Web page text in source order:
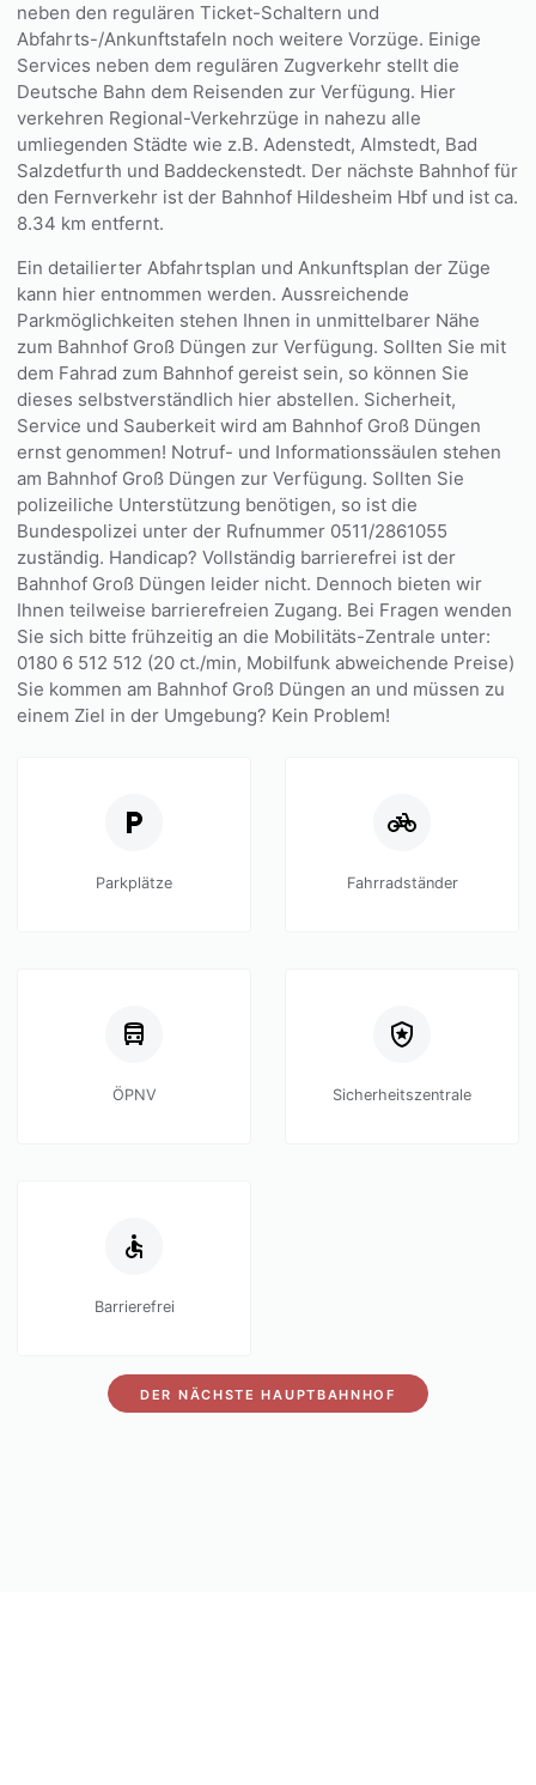
neben den regulären Ticket-Schaltern und
Abfahrts-/Ankunftstafeln noch weitere Vorzüge. Einige
Services neben dem regulären Zugverkehr stellt die
Deutsche Bahn dem Reisenden zur Verfügung. Hier
verkehren Regional-Verkehrzüge in nahezu alle
umliegenden Städte wie z.B. Adenstedt, Almstedt, Bad
Salzdetfurth und Baddeckenstedt. Der nächste Bahnhof für
den Fernverkehr ist der Bahnhof Hildesheim Hbf und ist ca.
8.34 km entfernt.
Ein detailierter Abfahrtsplan und Ankunftsplan der Züge
kann hier entnommen werden. Aussreichende
Parkmöglichkeiten stehen Ihnen in unmittelbarer Nähe
zum Bahnhof Groß Düngen zur Verfügung. Sollten Sie mit
dem Fahrad zum Bahnhof gereist sein, so können Sie
dieses selbstverständlich hier abstellen. Sicherheit,
Service und Sauberkeit wird am Bahnhof Groß Düngen
ernst genommen! Notruf- und Informationssäulen stehen
am Bahnhof Groß Düngen zur Verfügung. Sollten Sie
polizeiliche Unterstützung benötigen, so ist die
Bundespolizei unter der Rufnummer 0511/2861055
zuständig. Handicap? Vollständig barrierefrei ist der
Bahnhof Groß Düngen leider nicht. Dennoch bieten wir
Ihnen teilweise barrierefreien Zugang. Bei Fragen wenden
Sie sich bitte frühzeitig an die Mobilitäts-Zentrale unter:
0180 6 512 512 (20 ct./min, Mobilfunk abweichende Preise)
Sie kommen am Bahnhof Groß Düngen an und müssen zu
einem Ziel in der Umgebung? Kein Problem!
Parkplätze Fahrradständer
ÖPNV Sicherheitszentrale
Barrierefrei
DER NÄCHSTE HAUPTBAHNHOF